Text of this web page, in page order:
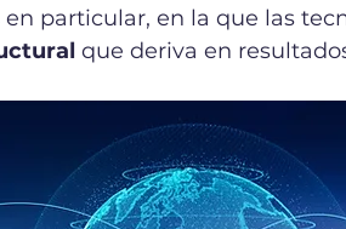
particular, en la que las
que deriva en